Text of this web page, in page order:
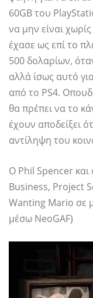
60GB του
να μην είναι
έχασε ως επί το
500 δολαρίων,
αλλά ίσως αυτό
από το PS4.
θα πρέπει να το
έχουν αποδείξει
αντίληψη του
Ο Phil Spencer
Business, Project
Wanting Mario σε
μέσω NeoGAF)